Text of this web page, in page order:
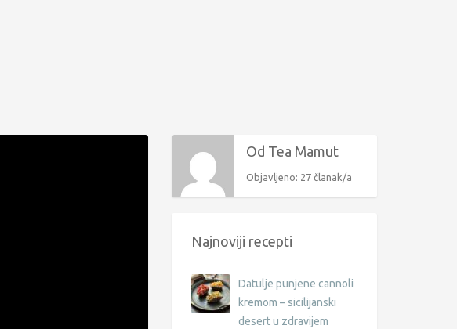
Od Tea Mamut
Objavljeno: 27 članak/a
Najnoviji recepti
Datulje punjene cannoli
kremom – sicilijanski
desert u zdravijem